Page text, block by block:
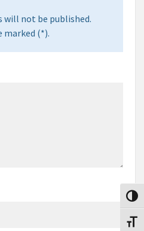
will not be published.
marked (*).